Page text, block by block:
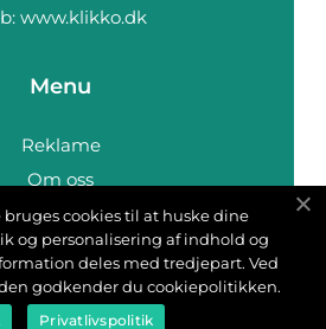
www.klikko.dk
Menu
Reklame
Om oss
Cookies
Kontakt Oss
Sitemap
bruges cookies til at huske dine
og personalisering af indhold og
deles med tredjepart. Ved
godkender du cookiepolitikken.
Privatlivspolitik